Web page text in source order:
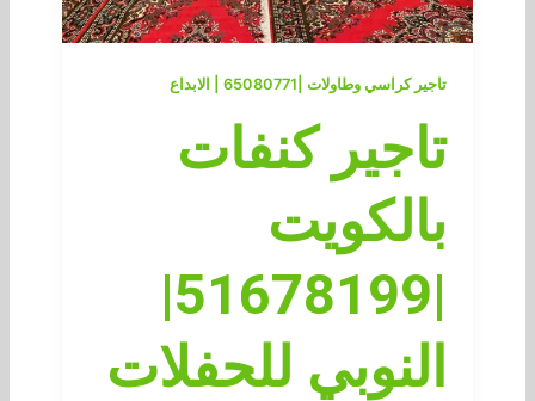
تاجير كراسي وطاولات |65080771 | الابداع
تاجير كنفات
بالكويت
|51678199|
النوبي للحفلات